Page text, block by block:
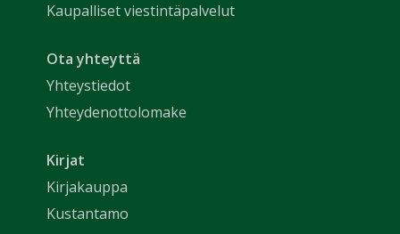
Kaupalliset viestintäpalvelut
Ota yhteyttä
Yhteystiedot
Yhteydenottolomake
Kirjat
Kirjakauppa
Kustantamo